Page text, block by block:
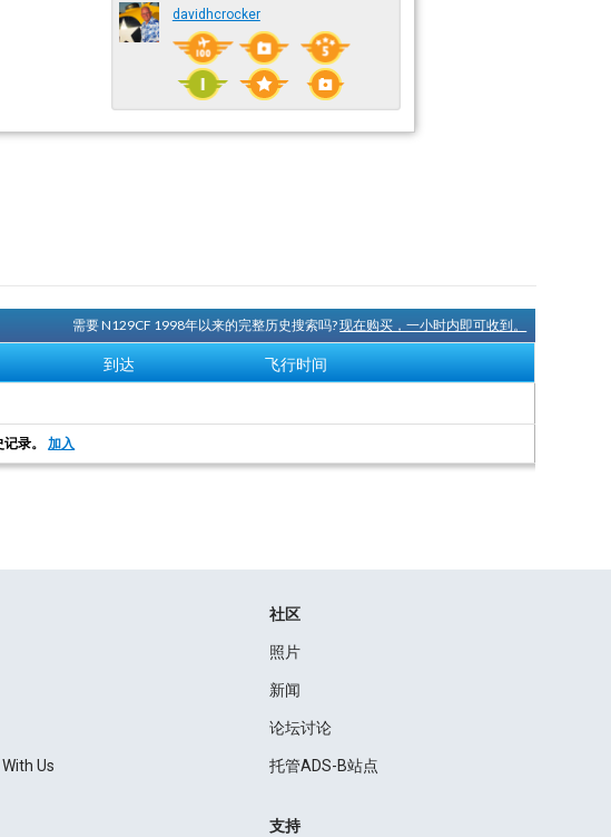
davidhcrocker
需要 N129CF 1998年以来的完整历史搜索吗?现在购买，一小时内即可收到。
到达 飞行时间
记录。加入
Us
社区
照片
新闻
论坛讨论
托管ADS-B站点
支持